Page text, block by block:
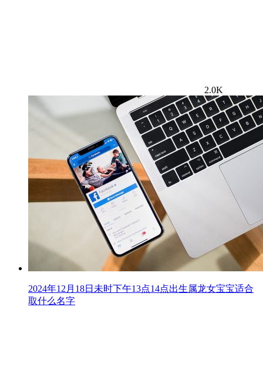
2.0K
2024年12月18日未时下午13点14点出生属龙女宝宝适合
取什么名字